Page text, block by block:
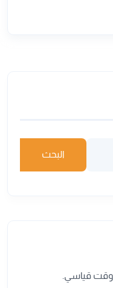
البحث
وقت قياسي.